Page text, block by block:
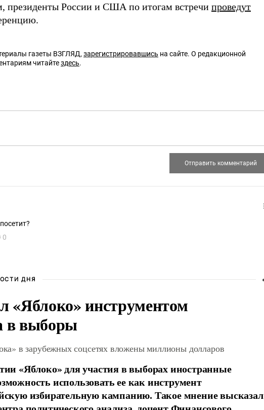
президенты России и США по итогам встречи проведут
газеты ВЗГЛЯД, зарегистрировавшись на сайте. О редакционной
читайтездесь.
0
ДНЯ
«Яблоко» инструментом
в выборы
в зарубежных соцсетях вложены миллионы долларов
«Яблоко» для участия в выборах иностранные
использовать ее как инструмент
избирательную кампанию. Такое мнение высказал